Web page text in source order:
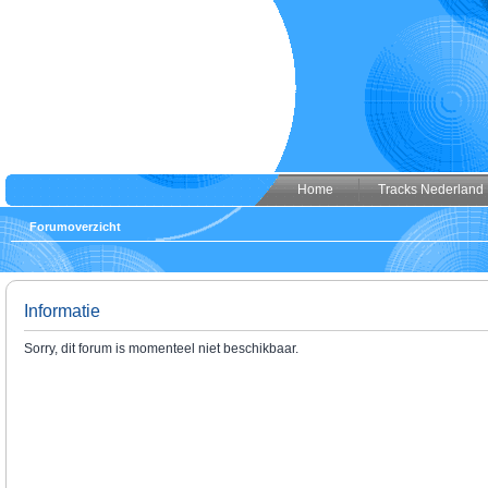
Home Tracks Nederland
Forumoverzicht
Informatie
Sorry, dit forum is momenteel niet beschikbaar.